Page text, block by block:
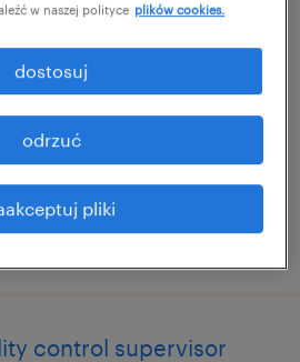
magazynowego
control supervisor
w naszej polityce plików cookies.
pliki
odrzuć
dostosuj